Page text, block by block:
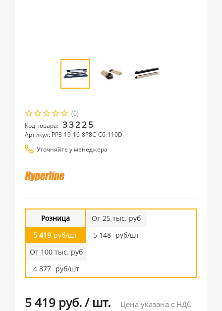
(0)
Код товара: 33225
Артикул: PP3-19-16-8P8C-C6-110D
Уточняйте у менеджера
Розница
5 419 руб/шт
От 25 тыс. руб
5 148 руб/шт
От 100 тыс. руб
4 877 руб/шт
5 419 руб./ шт. Цена указана с НДС